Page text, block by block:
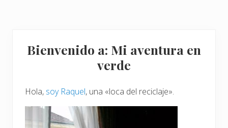
lateral
Bienvenido a: Mi aventura en
verde
Hola, soy Raquel, una «loca del reciclaje».